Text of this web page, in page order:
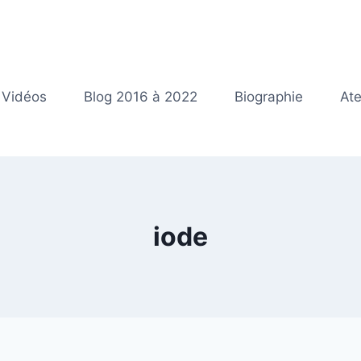
Vidéos Blog 2016 à 2022 Biographie
iode